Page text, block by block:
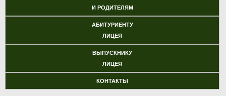
И РОДИТЕЛЯМ
АБИТУРИЕНТУ
ЛИЦЕЯ
ВЫПУСКНИКУ
ЛИЦЕЯ
КОНТАКТЫ